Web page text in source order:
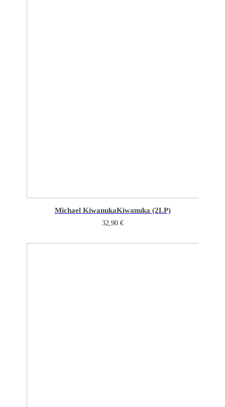
Michael KiwanukaKiwanuka (2LP)
32,90 €